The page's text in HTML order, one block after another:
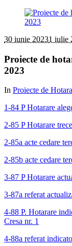
30 iunie 20231 iulie
Proiecte de
2023
In Proiecte de
1-84 P Hotarare
2-85 P Hotarare
2-85a acte cedare
2-85b acte cedare
3-87 P Hotarare
3-87a referat
4-88 P. Hotarare
Cresa nr. 1
4-88a referat